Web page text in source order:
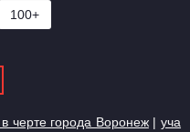
100+
черте города Воронеж|уча